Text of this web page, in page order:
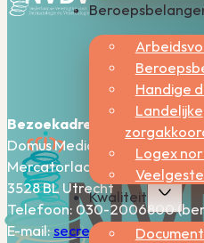
Handige
Landelijke
Logex
Kwaliteit
Bezoekadres:
Domus Medica – 5e
Mercatorlaan 1200
3528 BL Utrecht
Telefoon: 030-2006800
E-mail:secretariaat@nvdv.nl